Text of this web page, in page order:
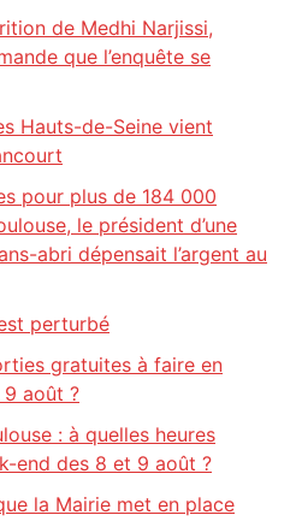
de Medhi Narjissi,
que l’enquête se
Hauts-de-Seine vient
pour plus de 184 000
le président d’une
abri dépensait l’argent au
perturbé
gratuites à faire en
9 août ?
: à quelles heures
end des 8 et 9 août ?
la Mairie met en place